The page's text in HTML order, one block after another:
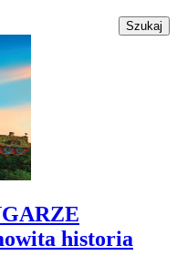
Szukaj
historia